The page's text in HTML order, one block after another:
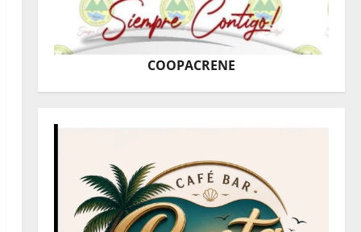
COOPACRENE